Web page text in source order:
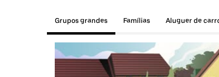
Grupos grandes Famílias Aluguer de